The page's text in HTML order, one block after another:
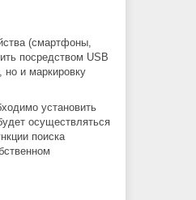
(смартфоны,
посредством USB
и маркировку
установить
осуществляться
поиска